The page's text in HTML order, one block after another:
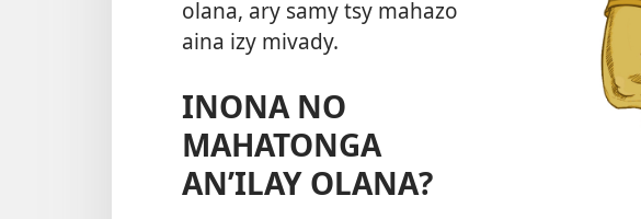
olana, ary samy tsy mahazo
aina izy mivady.
INONA NO
MAHATONGA
AN’ILAY OLANA?